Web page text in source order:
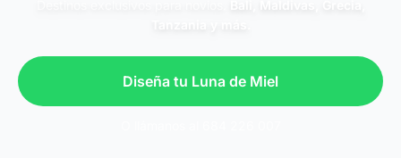
Diseña tu Luna de Miel